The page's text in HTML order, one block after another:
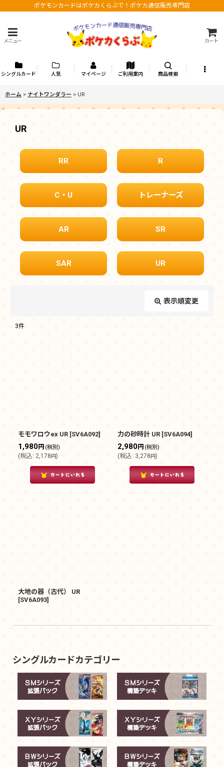
ポケモンカードはポケカくらぶで！ポケカ通信販売専門店
メニュー カート
シングルカード 人気 マイページ ご利用案内 商品検索
ホーム > ナイトワンダラー > UR
UR
RR R
C・U トレーナーズ
AR SR
SAR UR
表示順変更
3件
モモワロウex UR [SV6A092]
1,980円 (税別)
(税込: 2,178円)
力の砂時計 UR [SV6A094]
2,980円 (税別)
(税込: 3,278円)
大地の器（古代） UR
[SV6A093]
シングルカードカテゴリー